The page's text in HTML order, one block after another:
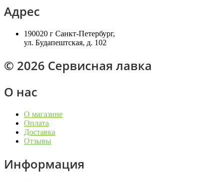
2040/2070N/2140/2170N
2075/2175/350
(vertical)
Golden
Адрес
190020 г Санкт-Петербург,
ул. Будапештская, д. 102
© 2026 Сервисная лавка
О нас
О магазине
Оплата
Доставка
Отзывы
Информация